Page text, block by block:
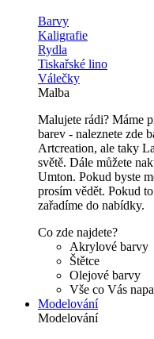
Barvy
Kaligrafie
Rydla
Tiskařské lino
Válečky
Malba
Malujete rádi? Máme
barev - naleznete zde
Artcreation, ale taky
světě. Dále můžete
Umton. Pokud byste
prosím vědět. Pokud
zařadíme do nabídky.
Co zde najdete?
Akrylové barvy
Štětce
Olejové barvy
Vše co Vás
Modelování
Modelování